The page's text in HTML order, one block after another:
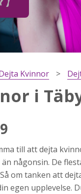
Kvinnor
i
till att dejta
någonsin. De
om tanken att
egen upplevelse.